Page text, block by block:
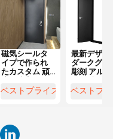
磁気シールタ
イプで作られ
たカスタム 頑
ベストプライス
最新デザイ
ダークグレ
彫刻 アルミ
装甲 ドア
ベストプ